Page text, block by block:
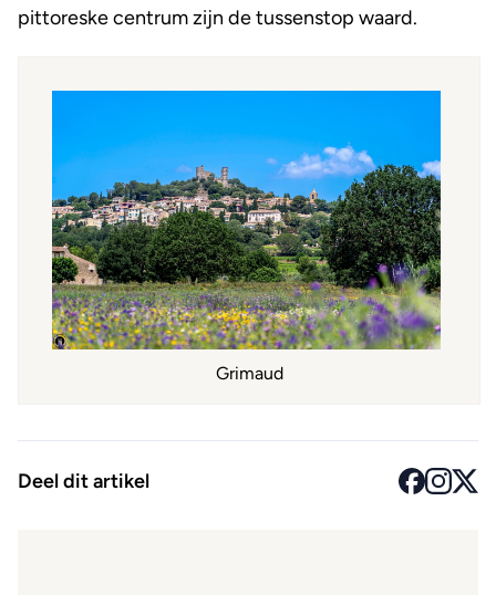
pittoreske centrum zijn de tussenstop waard.
Grimaud
Deel dit artikel